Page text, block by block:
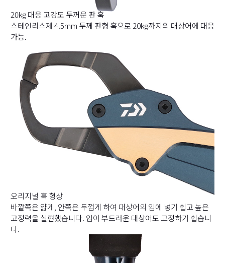
20kg 대응 고강도 두꺼운 판 훅
스테인리스제 4.5mm 두께 판형 훅으로 20kg까지의 대상어에 대응
가능.
오리지널 훅 형상
바깥쪽은 얇게, 안쪽은 두껍게 하여 대상어의 입에 넣기 쉽고 높은
고정력을 실현했습니다. 입이 부드러운 대상어도 고정하기 쉽습니
다.